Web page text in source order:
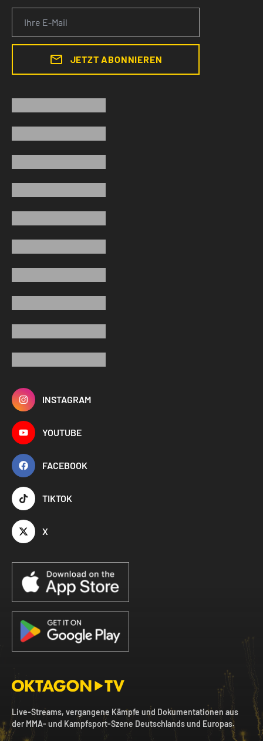
JETZT ABONNIEREN
INSTAGRAM
YOUTUBE
FACEBOOK
TIKTOK
X
Live-Streams, vergangene Kämpfe und Dokumentationen aus
der MMA- und Kampfsport-Szene Deutschlands und Europas.